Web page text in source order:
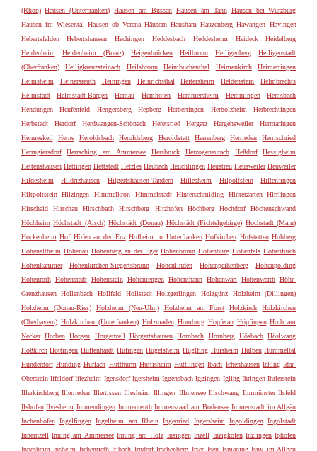
(Rhön) Hausen (Unterfranken) Hausen am Bussen Hausen am Tann Hausen bei Würzburg
Hausen im Wiesental Hausen ob Verena Häusern Hausham Hauzenberg Hawangen Hayingen
Hebertsfelden
Hebertshausen Hechingen Heddesbach Heddesheim Heideck
Heidelberg
Heidenheim
Heidenheim (Brenz) Heigenbrücken Heilbronn Heiligenberg
Heiligenstadt
(Oberfranken)
Heiligkreuzsteinach Heilsbronn Heimbuchenthal Heimenkirch
Heimertingen
Heimsheim
Heinersreuth Heiningen Heinrichsthal Heitersheim Heldenstein
Helmbrechts
Helmstadt
Helmstadt-Bargen Hemau Hemhofen Hemmersheim Hemmingen
Hemsbach
Hendungen
Henfenfeld Hengersberg Hepberg Herbertingen Herbolzheim
Herbrechtingen
Herbstadt
Herdorf Herdwangen-Schönach Heretsried Hergatz Hergensweiler
Hermaringen
Hermeskeil
Herne Heroldsbach Heroldsberg Heroldstatt Herrenberg Herrieden
Herrischried
Herrngiersdorf
Herrsching am Ammersee Hersbruck Herzogenaurach Heßdorf
Hessigheim
Hettenshausen Hettingen Hettstadt Hetzles Heubach Heuchlingen Heustreu Heusweiler Heuweiler
Hildesheim
Hildrizhausen Hilgertshausen-Tandern Hillesheim Hilpoltstein
Hiltenfingen
Hiltpoltstein
Hilzingen Himmelkron Himmelstadt Hinterschmiding Hinterzarten
Hirrlingen
Hirschaid
Hirschau Hirschbach Hirschberg Hitzhofen Höchberg Hochdorf
Höchenschwand
Höchheim Höchstadt (Aisch) Höchstädt (Donau) Höchstädt (Fichtelgebirge) Hochstadt (Main)
Hockenheim Hof Höfen an der Enz Hofheim in Unterfranken Hofkirchen Hofstetten Hohberg
Hohenaltheim Hohenau Hohenberg an der Eger Hohenbrunn Hohenburg Hohenfels Hohenfurch
Hohenkammer
Höhenkirchen-Siegertsbrunn Hohenlinden Hohenpeißenberg
Hohenpolding
Hohenroth Hohenstadt Hohenstein Hohentengen Hohenthann Hohenwart Hohenwarth Höhr-
Grenzhausen
Hollenbach Hollfeld Hollstadt Holzgerlingen Holzgünz
Holzheim (Dillingen)
Holzheim (Donau-Ries)
Holzheim (Neu-Ulm) Holzheim am Forst Holzkirch
Holzkirchen
(Oberbayern) Holzkirchen (Unterfranken) Holzmaden Homburg Hopferau Höpfingen Horb am
Neckar Horben Horgau Horgenzell Hörgertshausen Hornbach Hornberg Hösbach Höslwang
Hoßkirch Höttingen Hüffenhardt Hüfingen Hügelsheim Huglfing Huisheim Hülben Hummeltal
Hunderdorf Hunding Hurlach Hutthurm Hüttisheim Hüttlingen Ibach Ichenhausen Icking Idar-
Oberstein Iffeldorf Iffezheim Igensdorf Igersheim Iggensbach Iggingen Igling Ihringen Ihrlerstein
Illerkirchberg Illerrieden Illertissen Illesheim Illingen Illmensee Illschwang Ilmmünster Ilsfeld
Ilshofen Ilvesheim Immendingen Immenreuth Immenstaad am Bodensee Immenstadt im Allgäu
Inchenhofen Ingelfingen Ingelheim am Rhein Ingenried Ingersheim Ingoldingen Ingolstadt
Innernzell Inning am Ammersee Inning am Holz Insingen Inzell Inzigkofen Inzlingen Iphofen
Ippesheim Ipsheim Irchenrieth Irlbach Irndorf Irschenberg Irsee Isen Ismaning Isny im Allgäu